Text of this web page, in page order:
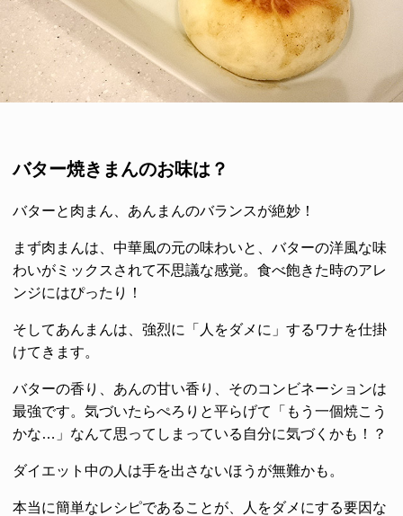
バター焼きまんのお味は？
バターと肉まん、あんまんのバランスが絶妙！
まず肉まんは、中華風の元の味わいと、バターの洋風な味
わいがミックスされて不思議な感覚。食べ飽きた時のアレ
ンジにはぴったり！
そしてあんまんは、強烈に「人をダメに」するワナを仕掛
けてきます。
バターの香り、あんの甘い香り、そのコンビネーションは
最強です。気づいたらぺろりと平らげて「もう一個焼こう
かな…」なんて思ってしまっている自分に気づくかも！？
ダイエット中の人は手を出さないほうが無難かも。
本当に簡単なレシピであることが、人をダメにする要因な